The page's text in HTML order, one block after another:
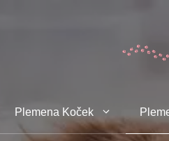
Plemena Koček